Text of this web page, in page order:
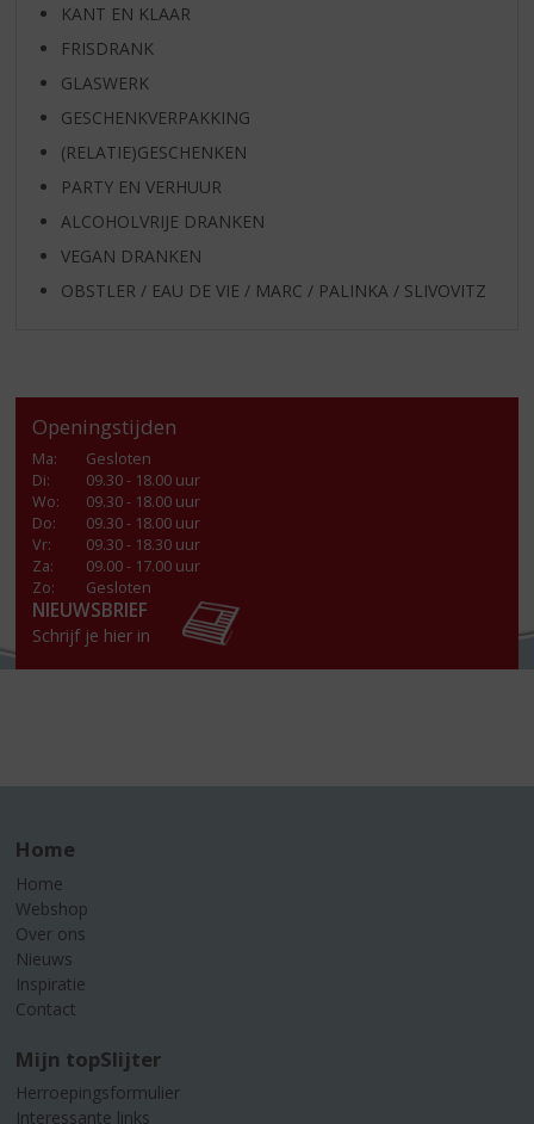
KANT EN KLAAR
FRISDRANK
GLASWERK
GESCHENKVERPAKKING
(RELATIE)GESCHENKEN
PARTY EN VERHUUR
ALCOHOLVRIJE DRANKEN
VEGAN DRANKEN
OBSTLER / EAU DE VIE / MARC / PALINKA / SLIVOVITZ
Openingstijden
Ma:
Gesloten
Di:
09.30 - 18.00 uur
Wo:
09.30 - 18.00 uur
Do:
09.30 - 18.00 uur
Vr:
09.30 - 18.30 uur
Za:
09.00 - 17.00 uur
Zo:
Gesloten
NIEUWSBRIEF
Schrijf je hier in
Home
Home
Webshop
Over ons
Nieuws
Inspiratie
Contact
Mijn topSlijter
Herroepingsformulier
Interessante links